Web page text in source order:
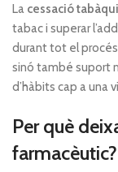
La cessació
tabac i superar
durant tot el
sinó també suport
d’hàbits cap a una
Per què
farmacèutic?